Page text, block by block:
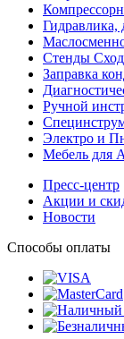
Гидравлика,
Стенды
Заправка
Ручной
Электро и
Мебель для
Пресс-центр
Акции и
Новости
Способы оплаты